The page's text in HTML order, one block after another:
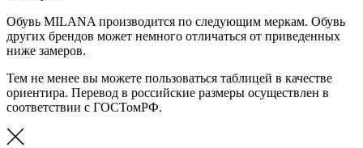
Обувь MILANA производится по следующим меркам. Обувь
других брендов может немного отличаться от приведенных
ниже замеров.
Тем не менее вы можете пользоваться таблицей в качестве
ориентира. Перевод в российские размеры осуществлен в
соответствии с ГОСТомРФ.